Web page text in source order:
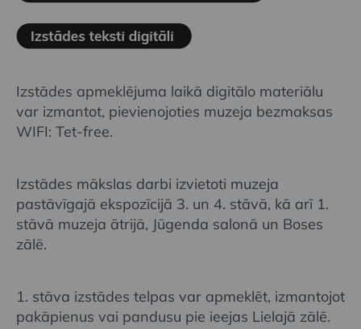
Izstādes apmeklējuma laikā digitālo materiālu
var izmantot, pievienojoties muzeja bezmaksas
WIFI: Tet-free.
Izstādes mākslas darbi izvietoti muzeja
pastāvīgajā ekspozīcijā 3. un 4. stāvā, kā arī 1.
stāvā muzeja ātrijā, Jūgenda salonā un Boses
zālē.
1. stāva izstādes telpas var apmeklēt, izmantojot
pakāpienus vai pandusu pie ieejas Lielajā zālē.